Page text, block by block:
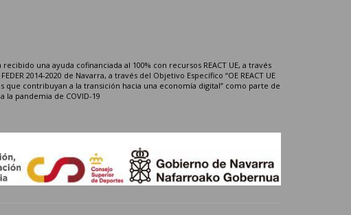
una ayuda cofinanciada al 100% con recursos REACT UE, a través
2014-2020 de Navarra, a través del Objetivo Específico “OE REACT UE
que contribuyan a la transición hacia una economía digital” como parte de
la pandemia de COVID-19